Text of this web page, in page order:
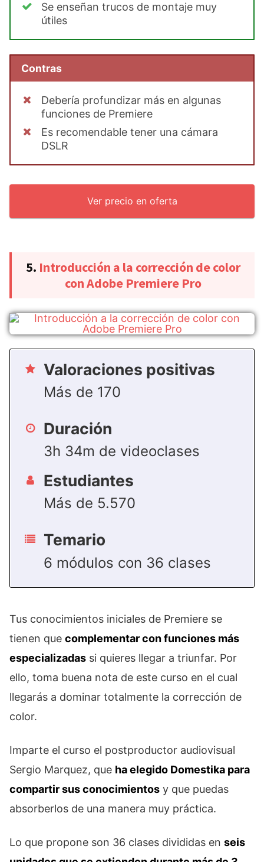
Se enseñan trucos de montaje muy
útiles
Contras
Debería profundizar más en algunas
funciones de Premiere
Es recomendable tener una cámara
DSLR
Ver precio en oferta
5. Introducción a la corrección de color
con Adobe Premiere Pro
Valoraciones positivas
Más de 170
Duración
3h 34m de videoclases
Estudiantes
Más de 5.570
Temario
6 módulos con 36 clases
Tus conocimientos iniciales de Premiere se
tienen que complementar con funciones más
especializadas si quieres llegar a triunfar. Por
ello, toma buena nota de este curso en el cual
llegarás a dominar totalmente la corrección de
color.
Imparte el curso el postproductor audiovisual
Sergio Marquez, que ha elegido Domestika para
compartir sus conocimientos y que puedas
absorberlos de una manera muy práctica.
Lo que propone son 36 clases divididas en seis